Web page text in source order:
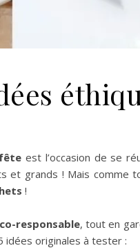
fêteest l’occasion de se
et grands ! Mais comme
!
responsable, tout en
idées originales à tester :